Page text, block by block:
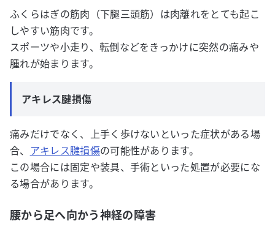
ふくらはぎの筋肉（下腿三頭筋）は肉離れをとても起こ
しやすい筋肉です。
スポーツや小走り、転倒などをきっかけに突然の痛みや
腫れが始まります。
アキレス腱損傷
痛みだけでなく、上手く歩けないといった症状がある場
合、
アキレス腱損傷の可能性があります。
この場合には固定や装具、手術といった処置が必要にな
る場合があります。
腰から足へ向かう神経の障害